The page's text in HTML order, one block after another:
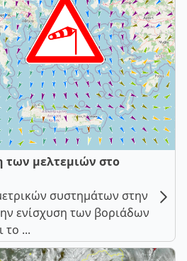
των μελτεμιών στο
συστημάτων στην
ενίσχυση των βοριάδων
το ...